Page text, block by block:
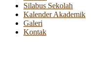
Silabus Sekolah
Kalender Akademik
Galeri
Kontak